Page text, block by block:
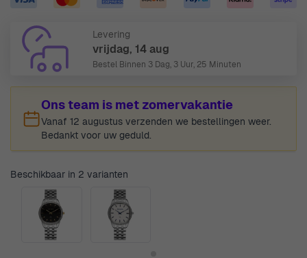
Levering
vrijdag, 14 aug
Bestel Binnen 3 Dag, 3 Uur, 25 Minuten
Ons team is met zomervakantie
Vanaf 12 augustus verzenden we bestellingen weer.
Bedankt voor uw geduld.
Beschikbaar in 2 varianten